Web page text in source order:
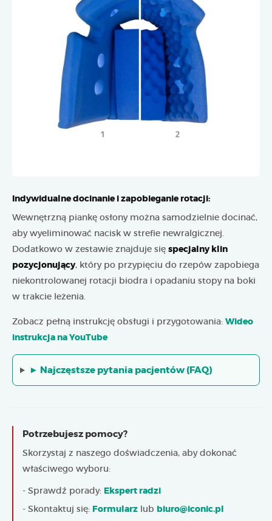
Indywidualne docinanie i zapobieganie rotacji:
Wewnętrzną piankę osłony można samodzielnie docinać,
aby wyeliminować nacisk w strefie newralgicznej.
Dodatkowo w zestawie znajduje się specjalny klin
pozycjonujący, który po przypięciu do rzepów zapobiega
niekontrolowanej rotacji biodra i opadaniu stopy na boki
w trakcie leżenia.
Zobacz pełną instrukcję obsługi i przygotowania: Wideo
instrukcja na YouTube
► Najczęstsze pytania pacjentów (FAQ)
Potrzebujesz pomocy?
Skorzystaj z naszego doświadczenia, aby dokonać
właściwego wyboru:
- Sprawdź porady: Ekspert radzi
- Skontaktuj się: Formularzlub biuro@iconic.pl